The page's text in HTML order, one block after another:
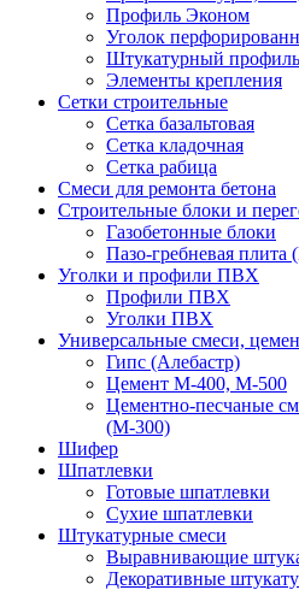
Профиль Эконом
Уголок
Штукатурный
Элементы крепления
Сетки строительные
Сетка базальтовая
Сетка кладочная
Сетка рабица
Смеси для ремонта бетона
Строительные блоки и
Газобетонные блоки
Пазо-гребневая
Уголки и профили ПВХ
Профили ПВХ
Уголки ПВХ
Универсальные смеси,
Гипс (Алебастр)
Цемент М-400, М-500
Цементно-песчаные
(М-300)
Шифер
Шпатлевки
Готовые шпатлевки
Сухие шпатлевки
Штукатурные смеси
Выравнивающие
Декоративные